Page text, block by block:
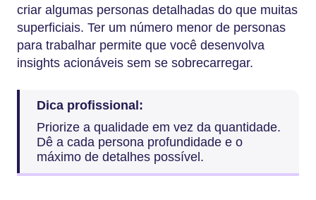
criar algumas personas detalhadas do que muitas
superficiais. Ter um número menor de personas
para trabalhar permite que você desenvolva
insights acionáveis sem se sobrecarregar.
Dica profissional:
Priorize a qualidade em vez da quantidade.
Dê a cada persona profundidade e o
máximo de detalhes possível.